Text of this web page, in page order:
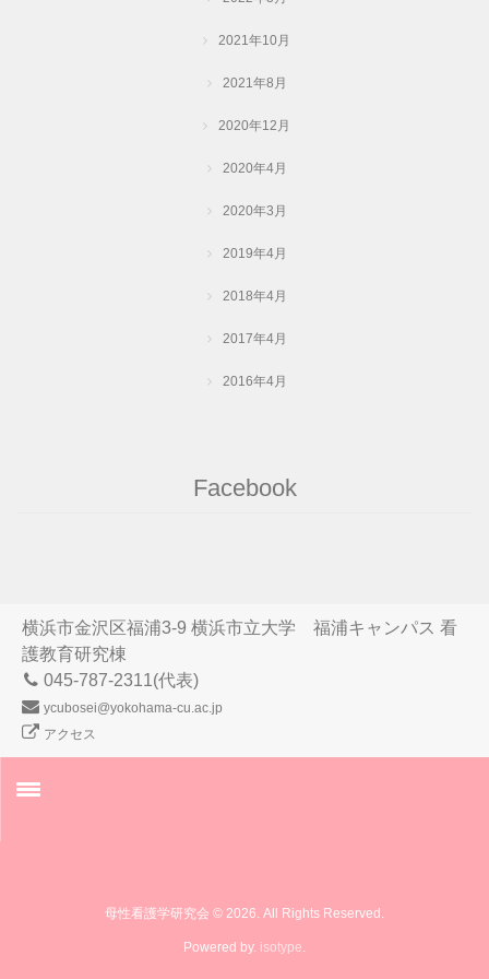
2021年10月
2021年8月
2020年12月
2020年4月
2020年3月
2019年4月
2018年4月
2017年4月
2016年4月
Facebook
横浜市金沢区福浦3-9 横浜市立大学 福浦キャンパス 看
護教育研究棟
045-787-2311(代表)
ycubosei@yokohama-cu.ac.jp
アクセス
母性看護学研究会 © 2026. All Rights Reserved.
Powered by. isotype.